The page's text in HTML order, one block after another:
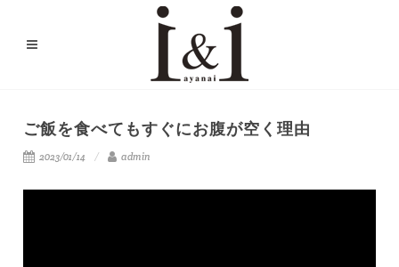
ご飯を食べてもすぐにお腹が空く理由
2023/01/14 admin